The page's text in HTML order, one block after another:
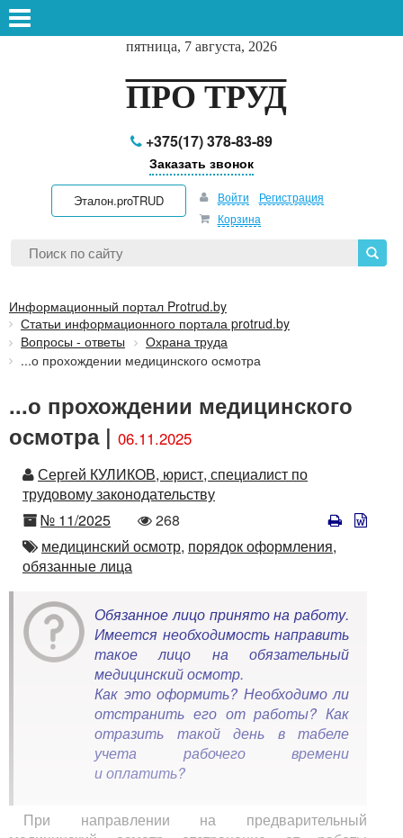
пятница, 7 августа, 2026
ПРО ТРУД
+375(17) 378-83-89
Заказать звонок
Эталон.proTRUD Войти
Регистрация
Корзина
Информационный портал Protrud.by
Статьи информационного портала protrud.by
Вопросы - ответы
Охрана труда
...о прохождении медицинского осмотра
...о прохождении медицинского
осмотра | 06.11.2025
Автор
Сергей КУЛИКОВ, юрист, специалист по
трудовому законодательству
Номер
№ 11/2025
Количество
просмотров
268
Автор
медицинский осмотр, порядок оформления,
обязанные лица
Обязанное лицо принято на работу.
Имеется необходимость направить
такое лицо на обязательный
медицинский осмотр.
Как это оформить? Необходимо ли
отстранить его от работы? Как
отразить такой день в табеле
учета рабочего времени
и оплатить?
При направлении на предварительный